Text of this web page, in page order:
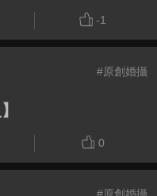
-1
#原創婚攝
0